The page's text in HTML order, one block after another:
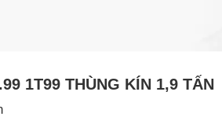
1T99 THÙNG KÍN 1,9 TẤN